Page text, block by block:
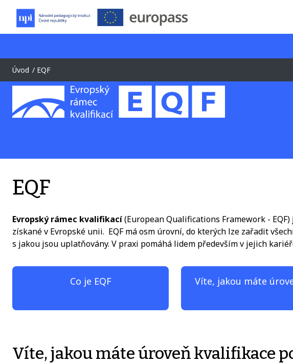
Úvod EQF
EQF
Evropský rámec kvalifikací(European Qualifications Framework -
získané v Evropské unii. EQF má osm úrovní, do kterých lze zařadit
s jakou jsou uplatňovány. V praxi pomáhá lidem především v jejich
Co je EQF Víte, jakou máte
Víte, jakou máte úroveň kvalifikace